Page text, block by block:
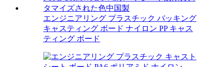
エンジニアリング プラスチック バッキング
キャスティング ボード ナイロン PP キャス
ティング ボード